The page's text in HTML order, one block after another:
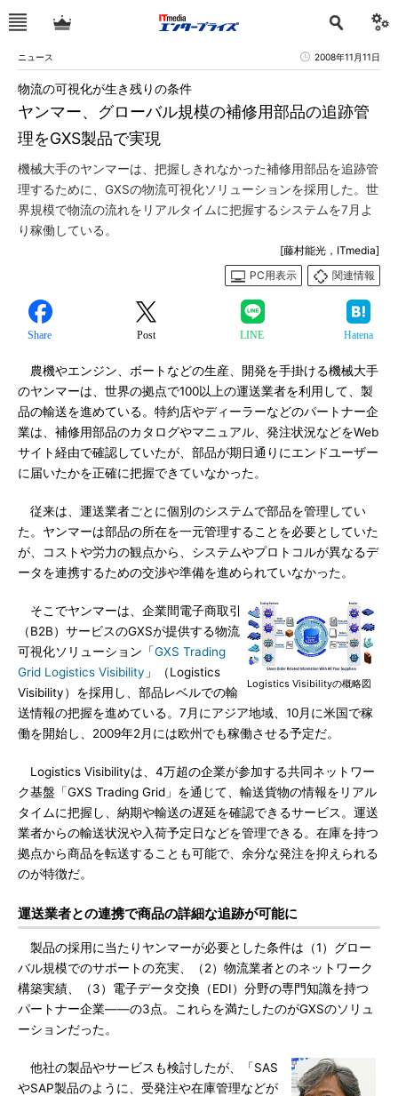
ニュース 2008年11月11日
ヤンマー、グローバル規模の補修用部品の追跡管
理をGXS製品で実現
物流の可視化が生き残りの条件
機械大手のヤンマーは、把握しきれなかった補修用部品を追跡管
理するために、GXSの物流可視化ソリューションを採用した。世
界規模で物流の流れをリアルタイムに把握するシステムを7月よ
り稼働している。
[藤村能光，ITmedia]
PC用表示
関連情報
Share Post LINE Hatena
農機やエンジン、ボートなどの生産、開発を手掛ける機械大手
のヤンマーは、世界の拠点で100以上の運送業者を利用して、製
品の輸送を進めている。特約店やディーラーなどのパートナー企
業は、補修用部品のカタログやマニュアル、発注状況などをWeb
サイト経由で確認していたが、部品が期日通りにエンドユーザー
に届いたかを正確に把握できていなかった。
従来は、運送業者ごとに個別のシステムで部品を管理してい
た。ヤンマーは部品の所在を一元管理することを必要としていた
が、コストや労力の観点から、システムやプロトコルが異なるデ
ータを連携するための交渉や準備を進められていなかった。
Logistics Visibilityの概略図
そこでヤンマーは、企業間電子商取引
（B2B）サービスのGXSが提供する物流
可視化ソリューション「GXS Trading
Grid Logistics Visibility 」（Logistics
Visibility）を採用し、部品レベルでの輸
送情報の把握を進めている。7月にアジア地域、10月に米国で稼
働を開始し、2009年2月には欧州でも稼働させる予定だ。
Logistics Visibilityは、4万超の企業が参加する共同ネットワー
ク基盤「GXS Trading Grid」を通じて、輸送貨物の情報をリアル
タイムに把握し、納期や輸送の遅延を確認できるサービス。運送
業者からの輸送状況や入荷予定日などを管理できる。在庫を持つ
拠点から商品を転送することも可能で、余分な発注を抑えられる
のが特徴だ。
運送業者との連携で商品の詳細な追跡が可能に
製品の採用に当たりヤンマーが必要とした条件は（1）グロー
バル規模でのサポートの充実、（2）物流業者とのネットワーク
構築実績、（3）電子データ交換（EDI）分野の専門知識を持つ
パートナー企業――の3点。これらを満たしたのがGXSのソリュ
ーションだった。
他社の製品やサービスも検討したが、「SAS
やSAP製品のように、受発注や在庫管理などが